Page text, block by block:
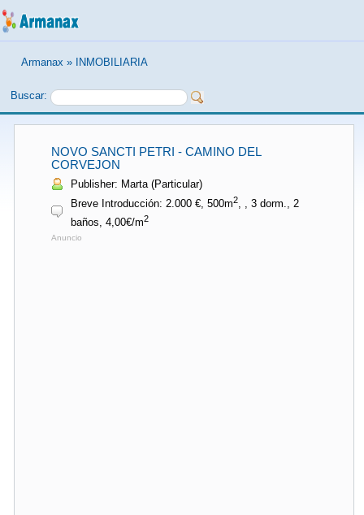
Armanax » INMOBILIARIA
Buscar:
NOVO SANCTI PETRI - CAMINO DEL
CORVEJON
Publisher: Marta (Particular)
Breve Introducción: 2.000 €, 500m2, , 3 dorm., 2
baños, 4,00€/m2
Anuncio